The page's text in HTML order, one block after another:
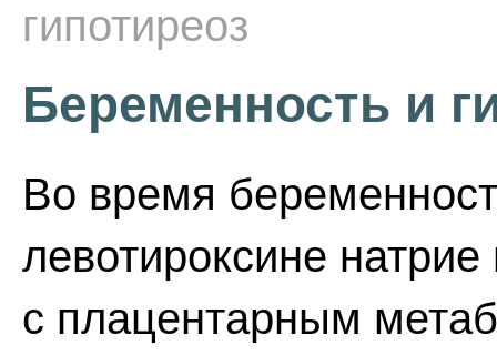
гипотиреоз
Беременность и
Во время
левотироксине
с плацентарным